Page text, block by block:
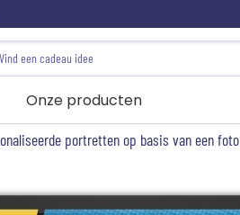
Onze producten
portretten op basis van een foto